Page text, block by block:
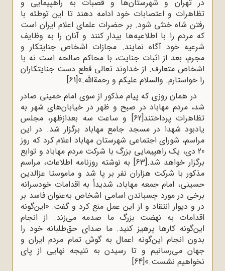
در تهران و شهرستان‌ها و قصبات به راهپیمایی و
تظاهرات و اعتصابات خود ادامه دهند تا این توطئه با
رفتن شاه خنثی شود. بر حضرات علمای اعلام ایران است
که مردم را با اطلاعیه‌ها بیدار کنند و آنان را به وظایف
شرعیه خود آگاه نمایند. مجازات اشخاص جنایتکار و
مجرم، بعد از اثبات جنایت، با محاکم صالحه است نه با
اشخاص متعارف. از خداوند تعالی قطع دست جنایتکاران
را خواستارم. والسلام علیکم و رحمة‌الله.»[61]
در همان روزی که پیام مذکور از سوی امام خمینی صادر
شد، مردم مهاباد در صبح و ظهر در خیابان‌های شهر به
تظاهرات پرداختند[62]
و ساعت سه بعدازظهر، مجلس
یادبود شهدا در مسجد جامع مهاباد برگزار شد. در این
مراسم، شورای اجتماعی شهرستان مهاباد اعلام کرد که روز
20 دی، یک راهپیمایی بزرگ با شرکت مردم مهاباد و توابع
برگزار خواهد شد.[63]
به نوشته روزنامه اطلاعات، مراسم
مذکور با شرکت هزاران نفر بر پا شد و ماموستا عزالدین
حسینی، امام جمعه مهاباد، شدیداً به اقدامات خودسرانه
برخی در مورد چسباندن اسامی اشخاص به‌عنوان فاسد بر
در و دیوار انتقاد و از این عمل منع کرد و گفت: «این‌گونه
اقدامات به نهضت بزرگ ما صدمه می‌زند. از انجام
این‌گونه کارها پرهیز کنید. ما صدای حق‌طلبانه خود را
بدون انجام این‌گونه اعمال به گوش تمام مردم ایران و
جهان می‌رسانیم و تا رسیدن به نتیجه نهایی از پای
نخواهیم نشست.»[64]